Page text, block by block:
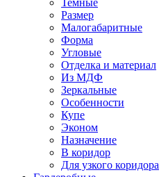
Темные
Размер
Малогабаритные
Форма
Угловые
Отделка и материал
Из МДФ
Зеркальные
Особенности
Купе
Эконом
Назначение
В коридор
Для узкого коридора